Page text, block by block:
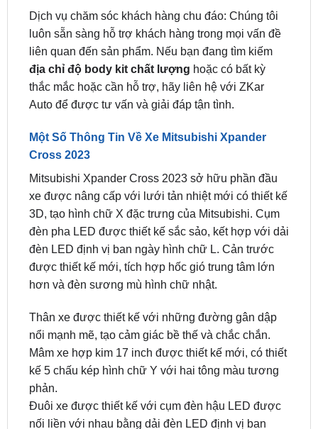
liên quan đến sản phẩm. Nếu bạn đang tìm kiếm
địa chỉ độ body kit chất lượnghoặc có bất kỳ
thắc mắc hoặc cần hỗ trợ, hãy liên hệ với ZKar
Auto để được tư vấn và giải đáp tận tình.
Một Số Thông Tin Về Xe Mitsubishi Xpander
Mitsubishi Xpander Cross 2023 sở hữu phần đầu
xe được nâng cấp với lưới tản nhiệt mới có thiết kế
3D, tạo hình chữ X đặc trưng của Mitsubishi. Cụm
đèn pha LED được thiết kế sắc sảo, kết hợp với dải
đèn LED định vị ban ngày hình chữ L. Cản trước
được thiết kế mới, tích hợp hốc gió trung tâm lớn
hơn và đèn sương mù hình chữ nhật.
Thân xe được thiết kế với những đường gân dập
Mâm xe hợp kim 17 inch được thiết kế mới, có thiết
kế 5 chấu kép hình chữ Y với hai tông màu tương
phản.
Đuôi xe được thiết kế với cụm đèn hậu LED được
nối liền với nhau bằng dải đèn LED định vị ban
ngày. Cản sau được thiết kế mới, tích hợp đèn
phản quang dạng boomerang.